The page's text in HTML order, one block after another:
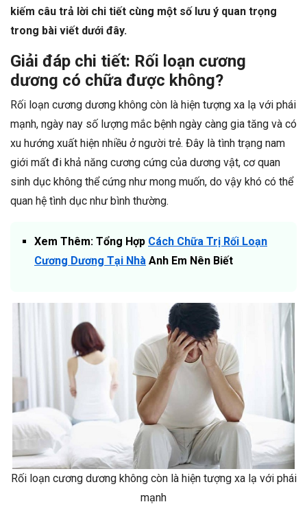
kiếm câu trả lời chi tiết cùng một số lưu ý quan trọng
trong bài viết dưới đây.
Giải đáp chi tiết: Rối loạn cương
dương có chữa được không?
Rối loạn cương dương không còn là hiện tượng xa lạ với phái
mạnh, ngày nay số lượng mắc bệnh ngày càng gia tăng và có
xu hướng xuất hiện nhiều ở người trẻ. Đây là tình trạng nam
giới mất đi khả năng cương cứng của dương vật, cơ quan
sinh dục không thể cứng như mong muốn, do vậy khó có thể
quan hệ tình dục như bình thường.
Xem Thêm: Tổng Hợp Cách Chữa Trị Rối Loạn
Cương Dương Tại Nhà Anh Em Nên Biết
Rối loạn cương dương không còn là hiện tượng xa lạ với phái
mạnh